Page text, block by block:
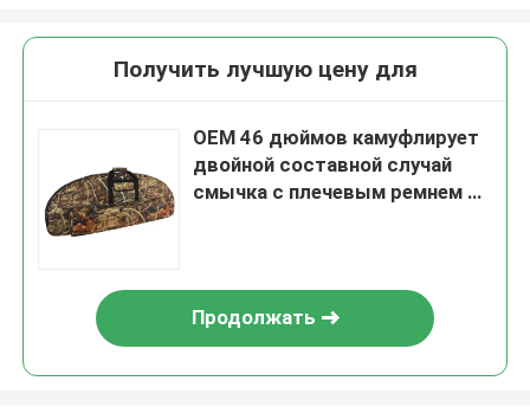
Получить лучшую цену для
OEM 46 дюймов камуфлирует
двойной составной случай
смычка с плечевым ремнем и
Продолжать